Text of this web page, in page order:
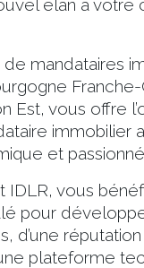
élan à votre
de mandataires
Est, vous offre
immobilier
et
IDLR, vous
pour
d’une
plateforme